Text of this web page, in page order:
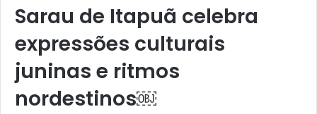
Sarau de Itapuã celebra
expressões culturais
juninas e ritmos
nordestinos￼